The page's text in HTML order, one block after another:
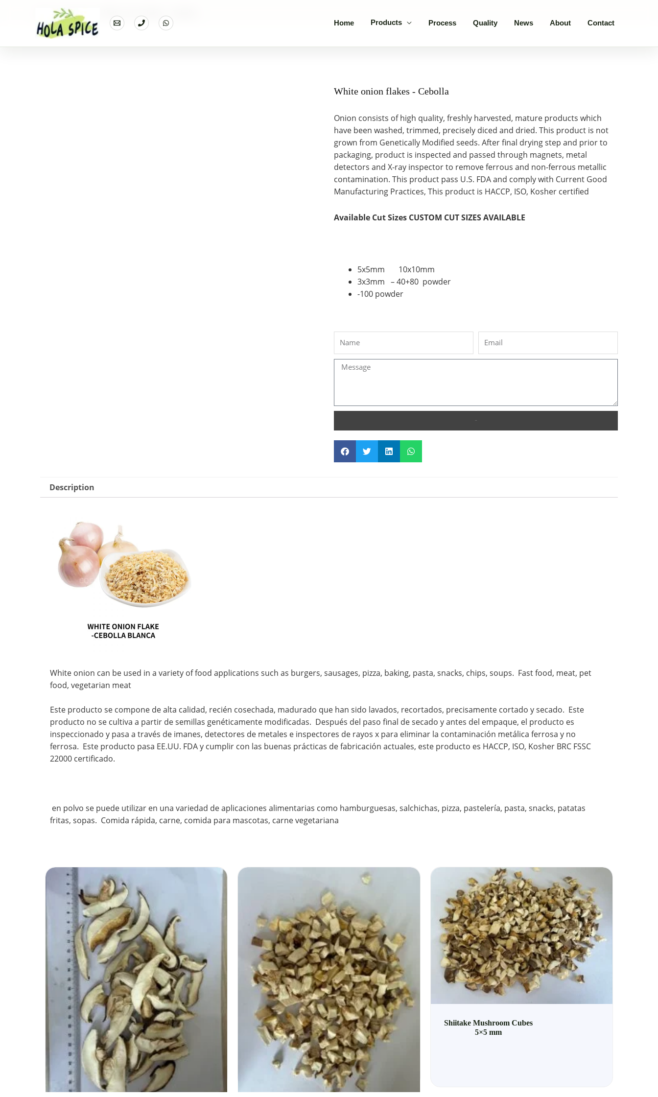
Home Products Process Quality News About Contact
Home Products
White onion flakes - Cebolla
Onion consists of high quality, freshly harvested, mature products which
have been washed, trimmed, precisely diced and dried. This product is not
grown from Genetically Modified seeds. After final drying step and prior to
packaging, product is inspected and passed through magnets, metal
detectors and X-ray inspector to remove ferrous and non-ferrous metallic
contamination. This product pass U.S. FDA and comply with Current Good
Manufacturing Practices, This product is HACCP, ISO, Kosher certified
Available Cut Sizes CUSTOM CUT SIZES AVAILABLE
5x5mm 10x10mm
3x3mm – 40+80 powder
-100 powder
Description
White onion can be used in a variety of food applications such as burgers, sausages, pizza, baking, pasta, snacks, chips, soups. Fast food, meat, pet
food, vegetarian meat
Este producto se compone de alta calidad, recién cosechada, madurado que han sido lavados, recortados, precisamente cortado y secado. Este
producto no se cultiva a partir de semillas genéticamente modificadas. Después del paso final de secado y antes del empaque, el producto es
inspeccionado y pasa a través de imanes, detectores de metales e inspectores de rayos x para eliminar la contaminación metálica ferrosa y no
ferrosa. Este producto pasa EE.UU. FDA y cumplir con las buenas prácticas de fabricación actuales, este producto es HACCP, ISO, Kosher BRC FSSC
22000 certificado.
en polvo se puede utilizar en una variedad de aplicaciones alimentarias como hamburguesas, salchichas, pizza, pastelería, pasta, snacks, patatas
fritas, sopas. Comida rápida, carne, comida para mascotas, carne vegetariana
Shiitake Mushroom Cubes
5×5 mm